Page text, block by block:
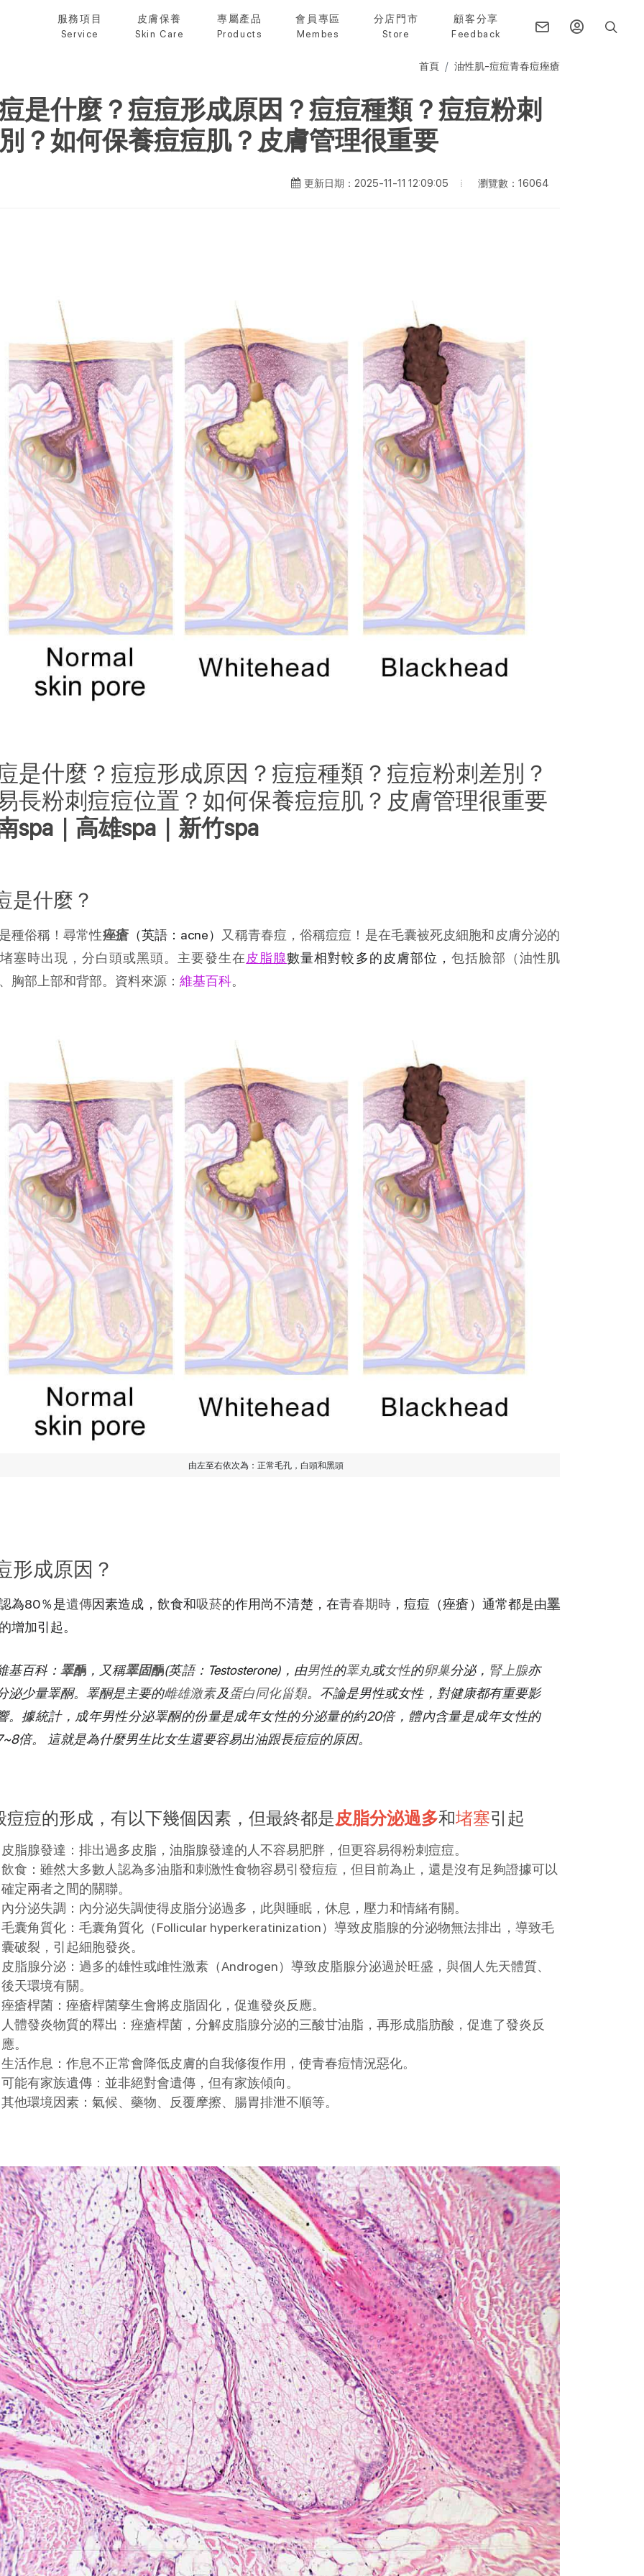
服務項目
Service
皮膚保養
Skin Care
專屬產品
Products
會員專區
Membes
分店門市
Store
顧客分享
Feedback
首頁 油性肌-痘痘青春痘痤瘡
是什麼？痘痘形成原因？痘痘種類？痘痘粉刺
？如何保養痘痘肌？皮膚管理很重要
更新日期：2025-11-11 12:09:05 瀏覽數：16064
是什麼？痘痘形成原因？痘痘種類？痘痘粉刺差別？
長粉刺痘痘位置？如何保養痘痘肌？皮膚管理很重要
spa｜高雄spa｜新竹spa
是什麼？
種俗稱！尋常性痤瘡（英語： acne） 又稱青春痘，俗稱痘痘！是在毛囊被死皮細胞和皮膚分泌的
塞時出現，分白頭或黑頭。主要發生在皮脂腺數量相對較多的皮膚部位， 包括臉部（油性肌
胸部上部和背部。資料來源： 維基百科。
由左至右依次為：正常毛孔，白頭和黑頭
形成原因？
為80％是遺傳因素造成，飲食和吸菸的作用尚不清楚，在青春期時 ，痘痘（痤瘡）通常都是由睪
增加引起。
基百科： 睪酮 ，又稱睪固酮(英語：Testosterone)，由男性的睪丸或女性的卵巢分泌， 腎上腺亦
泌少量睪酮。睪酮是主要的雌雄激素及蛋白同化甾類。不論是男性或女性，對健康都有重要影
。據統計，成年男性分泌睪酮的份量是成年女性的分泌量的約20倍，體內含量是成年女性的
倍。 這就是為什麼男生比女生還要容易出油跟長痘痘的原因。
痘痘的形成，有以下幾個因素，但最終都是皮脂分泌過多和堵塞引起
皮脂腺發達：排出過多皮脂，油脂腺發達的人不容易肥胖，但更容易得粉刺痘痘。
飲食：雖然大多數人認為多油脂和刺激性食物容易引發痘痘，但目前為止，還是沒有足夠證據可以
確定兩者之間的關聯。
內分泌失調：內分泌失調使得皮脂分泌過多，此與睡眠，休息，壓力和情緒有關。
毛囊角質化：毛囊角質化（Follicular hyperkeratinization）導致皮脂腺的分泌物無法排出，導致毛
囊破裂，引起細胞發炎。
皮脂腺分泌：過多的雄性或䧳性激素（Androgen）導致皮脂腺分泌過於旺盛，與個人先天體質、
後天環境有關。
痤瘡桿菌：痤瘡桿菌孳生會將皮脂固化，促進發炎反應。
人體發炎物質的釋出：痤瘡桿菌，分解皮脂腺分泌的三酸甘油脂，再形成脂肪酸，促進了發炎反
應。
生活作息：作息不正常會降低皮膚的自我修復作用，使青春痘情況惡化。
可能有家族遺傳：並非絕對會遺傳，但有家族傾向。
其他環境因素：氣候、藥物、反覆摩擦、腸胃排泄不順等。